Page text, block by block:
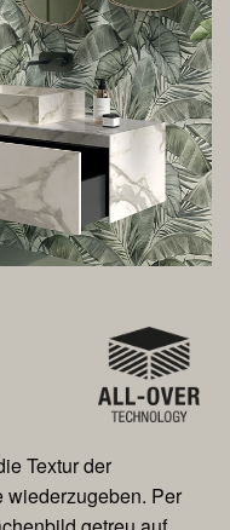
Textur der
wiederzugeben. Per